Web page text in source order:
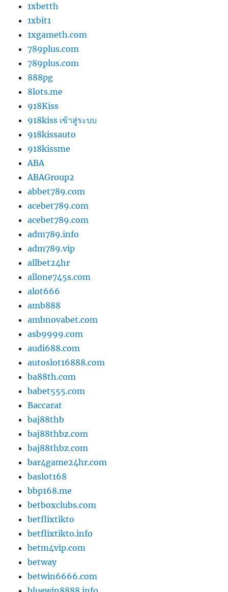
1xbetth
1xbit1
1xgameth.com
789plus.com
789plus.com
888pg
8lots.me
918Kiss
918kiss เข้าสู่ระบบ
918kissauto
918kissme
ABA
ABAGroup2
abbet789.com
acebet789.com
acebet789.com
adm789.info
adm789.vip
allbet24hr
allone745s.com
alot666
amb888
ambnovabet.com
asb9999.com
audi688.com
autoslot16888.com
ba88th.com
babet555.com
Baccarat
baj88thb
baj88thbz.com
baj88thbz.com
bar4game24hr.com
baslot168
bbp168.me
betboxclubs.com
betflixtikto
betflixtikto.info
betm4vip.com
betway
betwin6666.com